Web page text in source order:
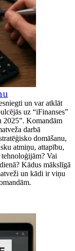
un var atklāt
uz “iFinanses”
2025”. Komandām
darbā
domāšanu,
atmiņu, attapību,
Vai
Kādus mākslīgā
un kādi ir viņu